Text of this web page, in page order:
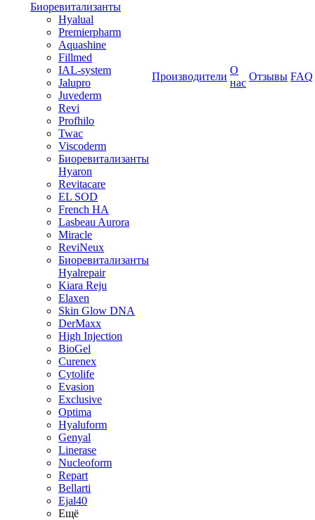
Биоревитализанты
Hyalual
Premierpharm
Aquashine
Fillmed
IAL-system
Jalupro
Juvederm
Revi
Profhilo
Twac
Viscoderm
Биоревитализанты
Hyaron
Revitacare
EL SOD
French HA
Lasbeau Aurora
Miracle
ReviNeux
Биоревитализанты
Hyalrepair
Kiara Reju
Elaxen
Skin Glow DNA
DerMaxx
High Injection
BioGel
Curenex
Cytolife
Evasion
Exclusive
Optima
Hyaluform
Genyal
Linerase
Nucleoform
Repart
Bellarti
Ejal40
Ещё
Производители
О
нас
Отзывы FAQ